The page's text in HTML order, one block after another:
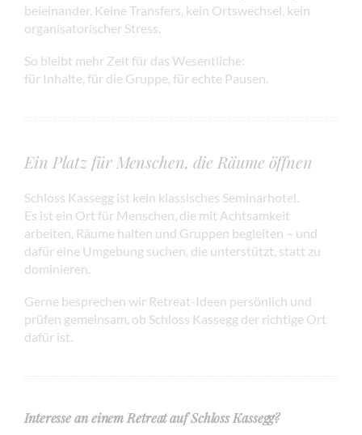
beieinander. Keine Transfers, kein Ortswechsel, kein
organisatorischer Stress.
So bleibt mehr Zeit für das Wesentliche:
für Inhalte, für die Gruppe, für echte Pausen.
Ein Platz für Menschen, die Räume öffnen
Schloss Kassegg ist kein klassisches Seminarhotel.
Es ist ein Ort für Menschen, die mit Achtsamkeit
arbeiten, Räume halten und Gruppen begleiten – und
dafür eine Umgebung suchen, die unterstützt, statt zu
dominieren.
Gerne besprechen wir Retreat-Ideen persönlich und
prüfen gemeinsam, ob Schloss Kassegg der richtige Ort
dafür ist.
Interesse an einem Retreat auf Schloss Kassegg?